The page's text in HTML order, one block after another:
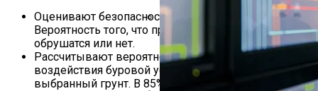
Почему Вода Из Скважины
Оценивают безопасность самого колодца.
Вероятность того, что при бурении его стенки
обрушатся или нет.
Рассчитывают вероятность негативного
воздействия буровой установки на уже
выбранный грунт. В 85% случаев тяжелая техника